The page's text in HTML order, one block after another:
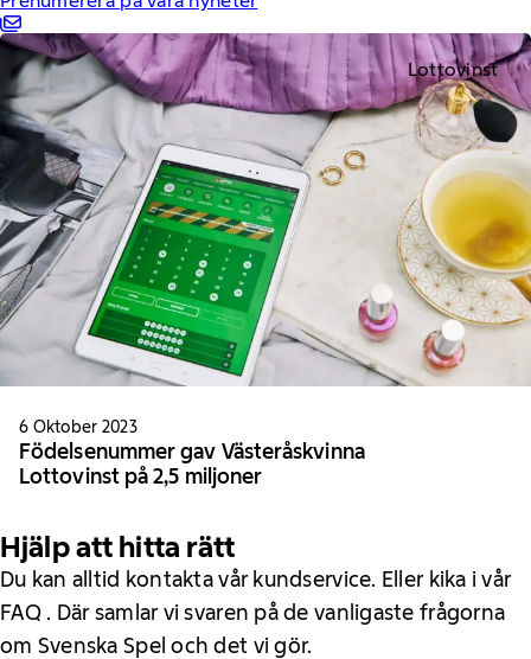
Lottovinst
6 Oktober 2023
Födelsenummer gav Västeråskvinna
Lottovinst på 2,5 miljoner
Hjälp att hitta rätt
Du kan alltid kontakta vår kundservice. Eller kika i vår
FAQ . Där samlar vi svaren på de vanligaste frågorna
om Svenska Spel och det vi gör.